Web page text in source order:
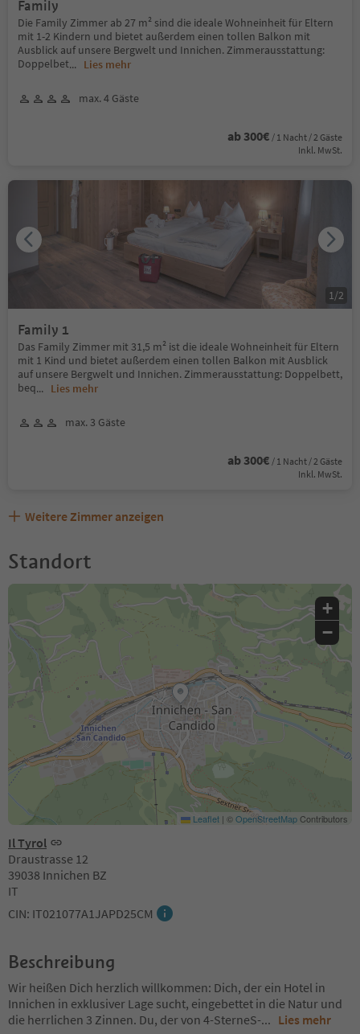
Family
Die Family Zimmer ab 27 m² sind die ideale Wohneinheit für Eltern
mit 1-2 Kindern und bietet außerdem einen tollen Balkon mit
Ausblick auf unsere Bergwelt und Innichen. Zimmerausstattung:
Doppelbet... Lies mehr
max. 4 Gäste
ab 300€ / 1 Nacht / 2 Gäste
Inkl. MwSt.
Family 1
Das Family Zimmer mit 31,5 m² ist die ideale Wohneinheit für Eltern
mit 1 Kind und bietet außerdem einen tollen Balkon mit Ausblick
auf unsere Bergwelt und Innichen. Zimmerausstattung: Doppelbett,
beq... Lies mehr
max. 3 Gäste
ab 300€ / 1 Nacht / 2 Gäste
Inkl. MwSt.
1/2
Weitere Zimmer anzeigen
Standort
Il Tyrol
Draustrasse 12
39038 Innichen BZ
IT
CIN: IT021077A1JAPD25CM
+
−
Leaflet | ©OpenStreetMapContributors
Beschreibung
Wir heißen Dich herzlich willkommen: Dich, der ein Hotel in
Innichen in exklusiver Lage sucht, eingebettet in die Natur und
die herrlichen 3 Zinnen. Du, der von 4-SterneS-... Lies mehr